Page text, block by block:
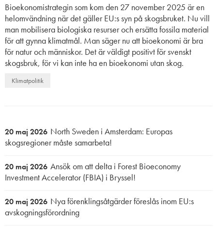
Bioekonomistrategin som kom den 27 november 2025 är en
helomvändning när det gäller EU:s syn på skogsbruket. Nu vill
man mobilisera biologiska resurser och ersätta fossila material
för att gynna klimatmål. Man säger nu att bioekonomi är bra
för natur och människor. Det är väldigt positivt för svenskt
skogsbruk, för vi kan inte ha en bioekonomi utan skog.
Klimatpolitik
20 maj 2026 North Sweden i Amsterdam: Europas
skogsregioner måste samarbeta!
20 maj 2026 Ansök om att delta i Forest Bioeconomy
Investment Accelerator (FBIA) i Bryssel!
20 maj 2026 Nya förenklingsåtgärder föreslås inom EU:s
avskogningsförordning